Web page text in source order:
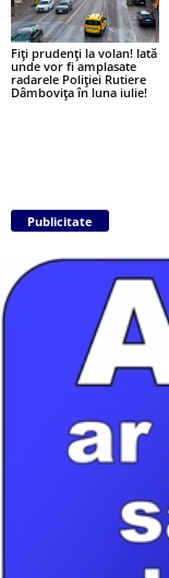
Fiți prudenți la volan! Iată
unde vor fi amplasate
radarele Poliției Rutiere
Dâmbovița în luna iulie!
Publicitate